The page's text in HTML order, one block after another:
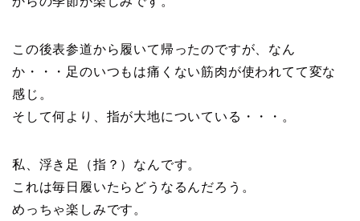
この後表参道から履いて帰ったのですが、なん
か・・・足のいつもは痛くない筋肉が使われてて変な
感じ。
そして何より、指が大地についている・・・。
私、浮き足（指？）なんです。
これは毎日履いたらどうなるんだろう。
めっちゃ楽しみです。